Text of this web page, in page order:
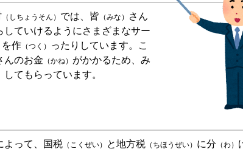
（しちょうそん） では、皆 （みな）
さん
していけるようにさまざまなサー
を作 （つく）
ったりしています。こ
んのお金 （かね） がかかるため、み
してもらっています。
よって、国税 （こくぜい） と地方税 （ちほうぜい） に分 （わ）